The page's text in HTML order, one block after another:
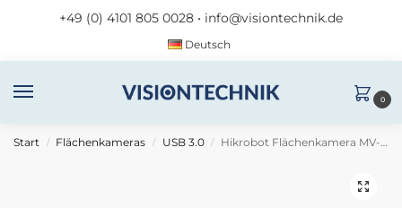
+49 (0) 4101 805 0028 • info@visiontechnik.de
Deutsch
0
Start / Flächenkameras / USB 3.0 / Hikrobot Flächenkamera MV-CS060-RC